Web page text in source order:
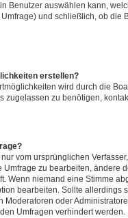
Benutzer auswählen kann,
und schließlich, ob die
erstellen?
wird durch die
zugelassen zu benötigen,
vom ursprünglichen
zu bearbeiten, ändere
Wenn niemand eine Stimme
bearbeiten. Sollte allerdings
Moderatoren oder
Umfragen verhindert werden.